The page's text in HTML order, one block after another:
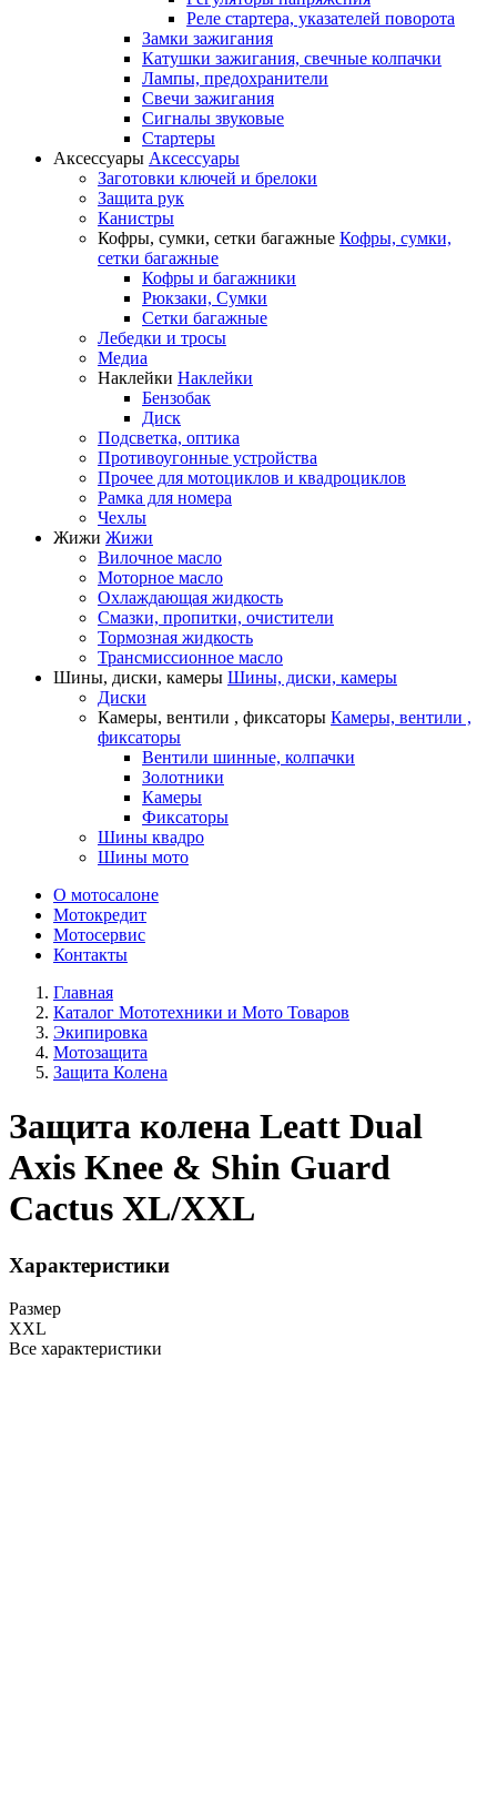
Реле стартера, указателей поворота
Замки зажигания
Катушки зажигания, свечные колпачки
Лампы, предохранители
Свечи зажигания
Сигналы звуковые
Стартеры
Аксессуары Аксессуары
Заготовки ключей и брелоки
Защита рук
Канистры
Кофры, сумки, сетки багажные Кофры, сумки,
сетки багажные
Кофры и багажники
Рюкзаки, Сумки
Сетки багажные
Лебедки и тросы
Медиа
Наклейки Наклейки
Бензобак
Диск
Подсветка, оптика
Противоугонные устройства
Прочее для мотоциклов и квадроциклов
Рамка для номера
Чехлы
Жижи Жижи
Вилочное масло
Моторное масло
Охлаждающая жидкость
Смазки, пропитки, очистители
Тормозная жидкость
Трансмиссионное масло
Шины, диски, камеры Шины, диски, камеры
Диски
Камеры, вентили , фиксаторы Камеры, вентили ,
фиксаторы
Вентили шинные, колпачки
Золотники
Камеры
Фиксаторы
Шины квадро
Шины мото
О мотосалоне
Мотокредит
Мотосервис
Контакты
Главная
Каталог Мототехники и Мото Товаров
Экипировка
Мотозащита
Защита Колена
Защита колена Leatt Dual
Axis Knee & Shin Guard
Cactus XL/XXL
Характеристики
Размер
XXL
Все характеристики